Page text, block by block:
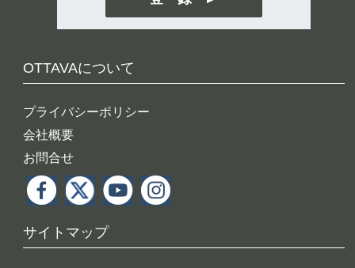
OTTAVAについて
プライバシーポリシー
会社概要
お問合せ
サイトマップ